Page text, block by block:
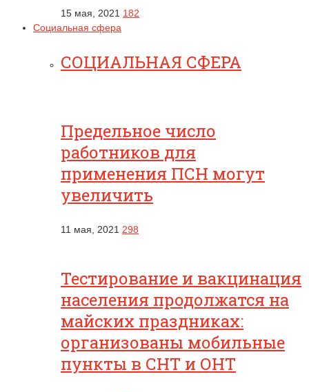
15 мая, 2021 182
Социальная сфера
СОЦИАЛЬНАЯ СФЕРА
Предельное число
работников для
применения ПСН могут
увеличить
11 мая, 2021 298
Тестирование и вакцинация
населения продолжатся на
майских праздниках:
организованы мобильные
пункты в СНТ и ОНТ